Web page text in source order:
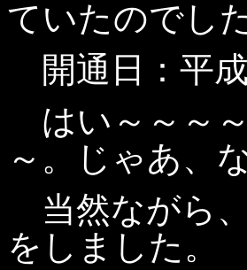
ていたのでした
開通日：平
はい～～～
～。じゃあ、
当然ながら
をしました。